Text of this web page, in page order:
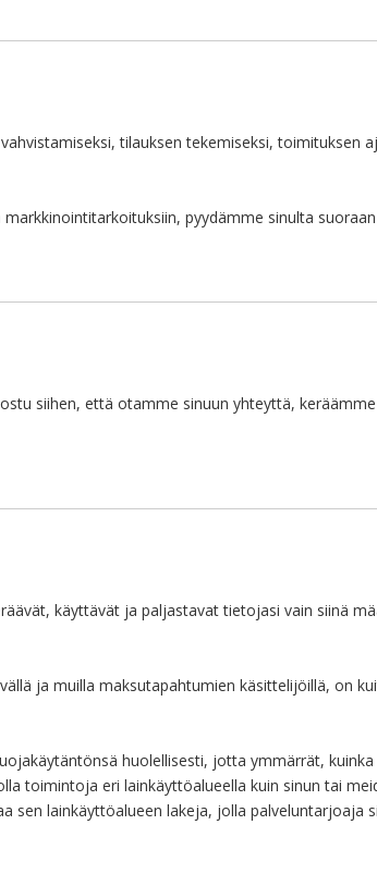
tilauksen tekemiseksi,
pyydämme sinulta
siihen, että otamme sinuun yhteyttä,
käyttävät ja paljastavat tietojasi vain siinä
ja muilla maksutapahtumien käsittelijöillä, on
huolellisesti, jotta ymmärrät,
toimintoja eri lainkäyttöalueella kuin sinun tai
lainkäyttöalueen lakeja, jolla palveluntarjoaja